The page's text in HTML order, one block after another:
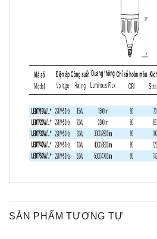
SẢN PHẨM TƯƠNG TỰ